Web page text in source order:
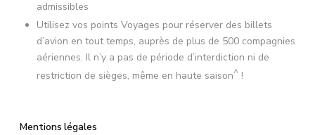
admissibles
Utilisez vos points Voyages pour réserver des billets
d’avion en tout temps, auprès de plus de 500 compagnies
aériennes. Il n’y a pas de période d’interdiction ni de
restriction de sièges, même en haute saison^ !
Mentions légales